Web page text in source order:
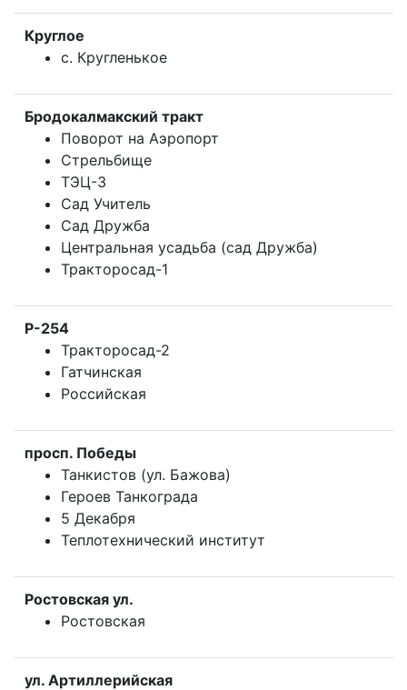
Круглое
с. Кругленькое
Бродокалмакский тракт
Поворот на Аэропорт
Стрельбище
ТЭЦ-3
Сад Учитель
Сад Дружба
Центральная усадьба (сад Дружба)
Тракторосад-1
Р-254
Тракторосад-2
Гатчинская
Российская
просп. Победы
Танкистов (ул. Бажова)
Героев Танкограда
5 Декабря
Теплотехнический институт
Ростовская ул.
Ростовская
ул. Артиллерийская